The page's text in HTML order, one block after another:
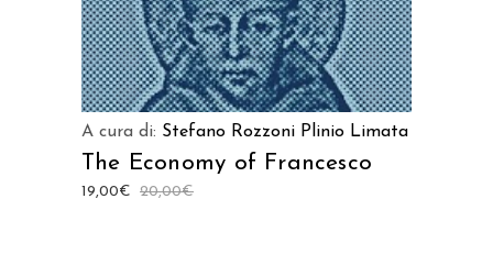
A cura di: Stefano Rozzoni Plinio Limata
The Economy of Francesco
20,00€
19,00€